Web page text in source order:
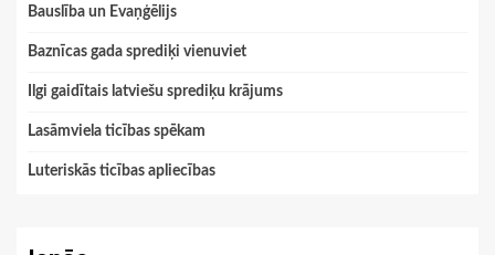
Bauslība un Evaņģēlijs
Baznīcas gada sprediķi vienuviet
Ilgi gaidītais latviešu sprediķu krājums
Lasāmviela ticības spēkam
Luteriskās ticības apliecības